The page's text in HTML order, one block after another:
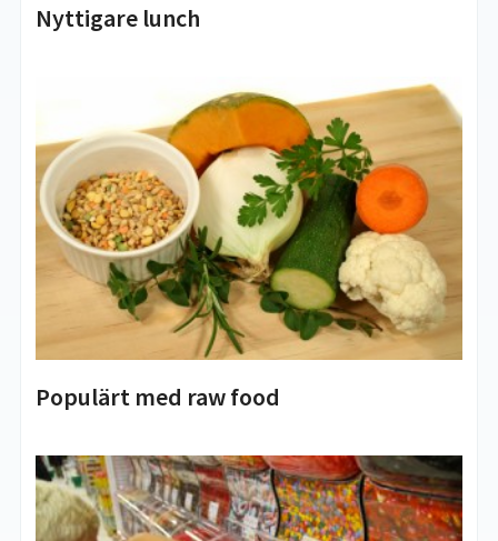
Nyttigare lunch
Populärt med raw food